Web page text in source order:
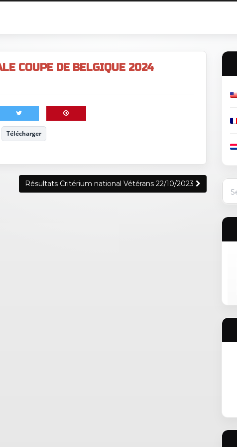
COUPE DE BELGIQUE 2024
Télécharger
Résultats Critérium national Vétérans 22/10/2023
for: